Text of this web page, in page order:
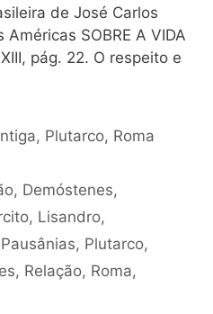
de José Carlos
SOBRE A VIDA
pág. 22. O respeito e
, Plutarco, Roma
, Demóstenes,
, Lisandro,
Pausânias, Plutarco,
, Relação, Roma,